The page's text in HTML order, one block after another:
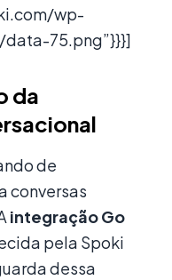
wp-
75.png”}}}]
da
de
conversas
integração Go
pela Spoki
dessa